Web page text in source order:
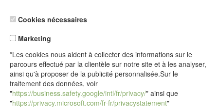
Cookies nécessaires
Marketing
*Les cookies nous aident à collecter des informations sur le
parcours effectué par la clientèle sur notre site et à les analyser,
ainsi qu'à proposer de la publicité personnalisée.Sur le
traitement des données, voir
"https://business.safety.google/intl/fr/privacy/" ainsi que
"https://privacy.microsoft.com/fr-fr/privacystatement"